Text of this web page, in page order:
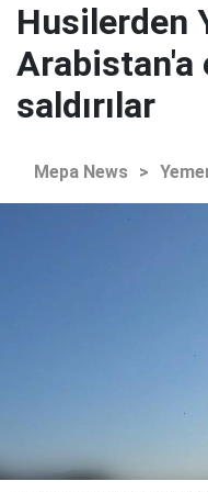
Husilerden
Arabistan'a
saldırılar
Mepa News >